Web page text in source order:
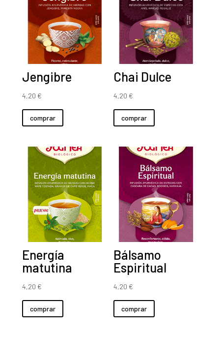
Jengibre
4,20 €
comprar
Chai Dulce
4,20 €
comprar
Energía
matutina
4,20 €
comprar
Bálsamo
Espiritual
4,20 €
comprar